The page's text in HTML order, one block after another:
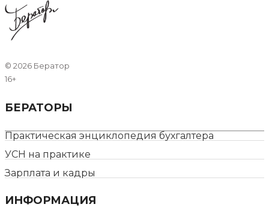
© 2026 Бератор
16+
БЕРАТОРЫ
Практическая энциклопедия бухгалтера
УСН на практике
Зарплата и кадры
ИНФОРМАЦИЯ